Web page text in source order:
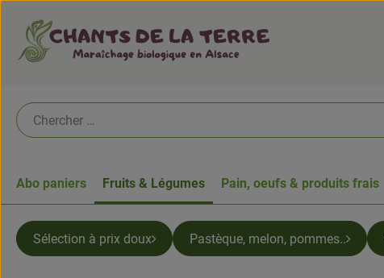
Abo paniers Fruits & Légumes Pain, oeufs & produits frais
Sélection à prix doux Pastèque, melon, pommes..